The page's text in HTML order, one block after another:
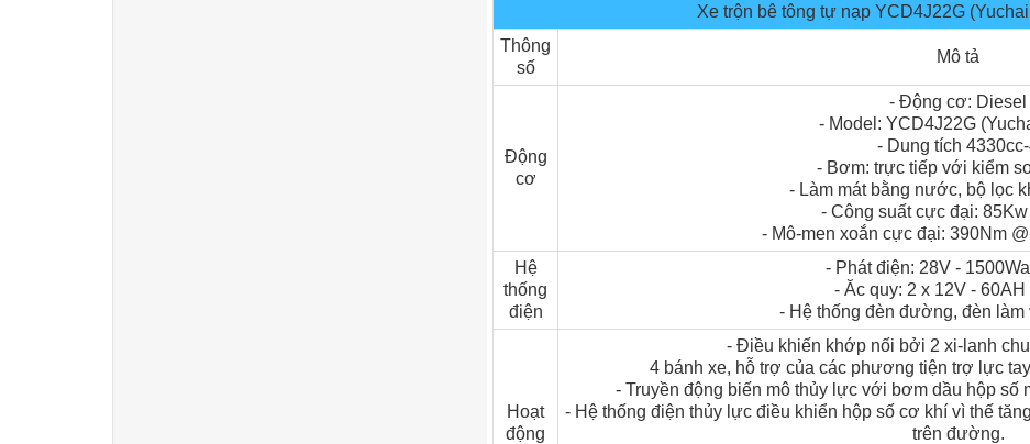
Xe trộn bê tông tự nạp YCD4J22G
Thông
số
Mô tả
Động
cơ
- Động cơ: Diesel
- Model: YCD4J22G
- Dung tích
- Bơm: trực tiếp với kiểm
- Làm mát bằng nước, bộ lọc
- Công suất cực đại:
- Mô-men xoắn cực đại: 390Nm
Hệ
thống
điện
- Phát điện: 28V -
- Ăc quy: 2 x 12V - 60AH
- Hệ thống đèn đường, đèn làm
Hoạt
động
- Điều khiến khớp nối bởi 2 xi-lanh
4 bánh xe, hỗ trợ của các phương tiện trợ lực
- Truyền động biến mô thủy lực với bơm dầu hộp số
- Hệ thống điện thủy lực điều khiển hộp số cơ khí vì thế
trên đường.